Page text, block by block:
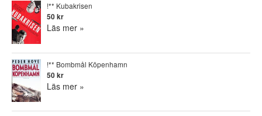
!** Kubakrisen
50 kr
Läs mer »
!** Bombmål Köpenhamn
50 kr
Läs mer »